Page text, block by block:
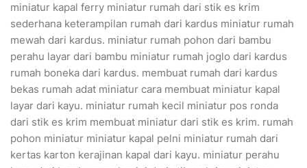
miniatur kapal ferry miniatur rumah dari stik es krim
sederhana keterampilan rumah dari kardus miniatur rumah
mewah dari kardus. miniatur rumah pohon dari bambu
perahu layar dari bambu miniatur rumah joglo dari kardus
rumah boneka dari kardus. membuat rumah dari kardus
bekas rumah adat miniatur cara membuat miniatur kapal
layar dari kayu. miniatur rumah kecil miniatur pos ronda
dari stik es krim membuat miniatur dari stik es krim. rumah
pohon miniatur miniatur kapal pelni miniatur rumah dari
kertas karton kerajinan kapal dari kayu. miniatur perahu